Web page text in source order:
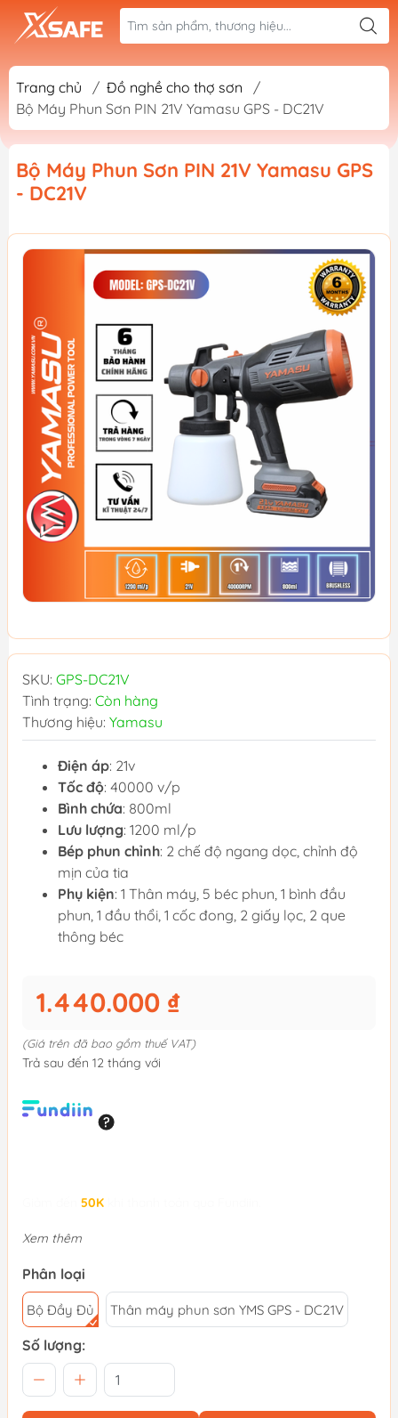
Trang chủ / Đồ nghề cho thợ sơn
/
Bộ Máy Phun Sơn PIN 21V Yamasu GPS - DC21V
Bộ Máy Phun Sơn PIN 21V Yamasu GPS
- DC21V
SKU: GPS-DC21V
Tình trạng: Còn hàng
Thương hiệu: Yamasu
Điện áp: 21v
Tốc độ: 40000 v/p
Bình chứa: 800ml
Lưu lượng: 1200 ml/p
Bép phun chỉnh: 2 chế độ ngang dọc, chỉnh độ
mịn của tia
Phụ kiện: 1 Thân máy, 5 béc phun, 1 bình đầu
phun, 1 đầu thổi, 1 cốc đong, 2 giấy lọc, 2 que
thông béc
1.440.000 ₫
(Giá trên đã bao gồm thuế VAT)
Trả sau đến 12 tháng với
50K
Xem thêm
Phân loại
Bộ Đầy Đủ Thân máy phun sơn YMS GPS - DC21V
Số lượng: